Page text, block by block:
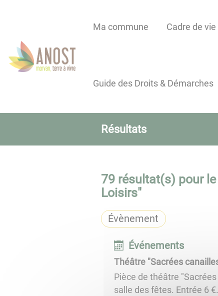
menu
contenu
principal
recherche
pied
Ma commune Cadre de vie
Guide des Droits & Démarches
Résultats
79résultat(s) pour le
Loisirs"
Évènement
Événements
Théâtre "Sacrées
Pièce de théâtre
salle des fêtes. Entrée 6